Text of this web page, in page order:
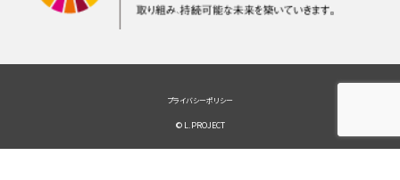
プライバシーポリシー
© L.PROJECT